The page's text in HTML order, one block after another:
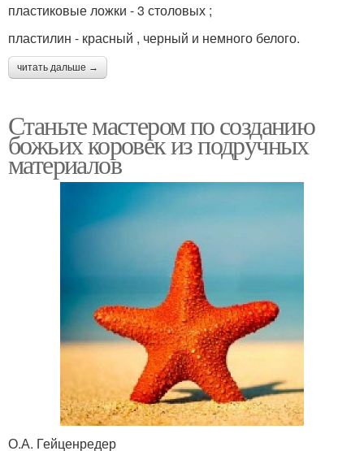
пластиковые ложки - 3 столовых ;
пластилин - красный , черный и немного белого.
читать дальше →
Станьте мастером по созданию
божьих коровек из подручных
материалов
О.А. Гейценредер